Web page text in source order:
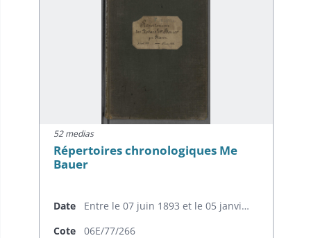
52 medias
Répertoires chronologiques Me
Bauer
Date
Entre le 07 juin 1893 et le 05 janvier 1898
Cote
06E/77/266